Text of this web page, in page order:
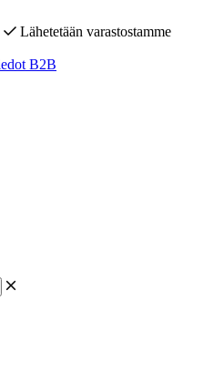
Lähetetään varastostamme
B2B